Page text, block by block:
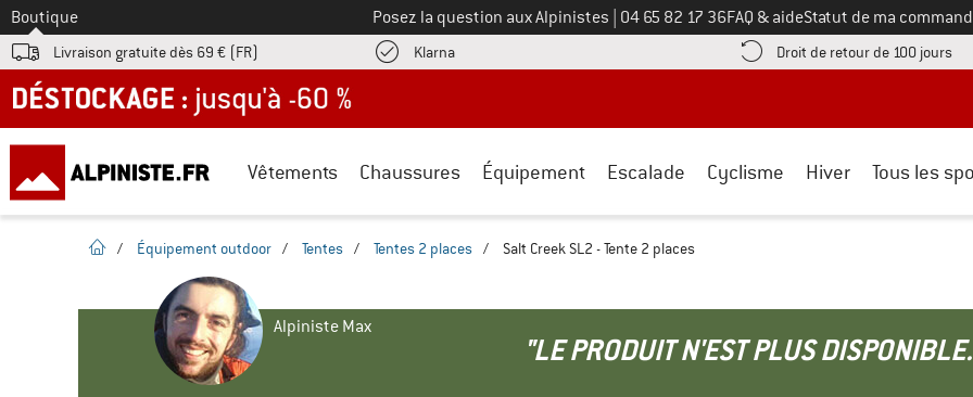
Vers le
Boutique Posez la question aux Alpinistes Appelez-nous au
04 65 82 17 36FAQ & aideStatut de ma
Livraison gratuite dès 69 € (FR) KlarnaTrouve les informations de paiement ici ! Ouvre une boîte d'information
Droit de retour de 100 jours
DÉSTOCKAGE : jusqu'à -60 %
Vêtements Chaussures Équipement Escalade Cyclisme Hiver Tous les
Page d'accueil
/ Équipement outdoor / Tentes / Tentes 2 places / Salt Creek SL2 - Tente 2 places
Alpiniste Max
"LE PRODUIT N'EST PLUS